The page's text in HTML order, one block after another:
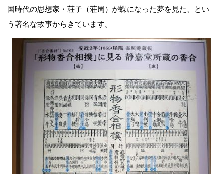
国時代の思想家・荘子（荘周）が蝶になった夢を見た、とい
う著名な故事からきています。